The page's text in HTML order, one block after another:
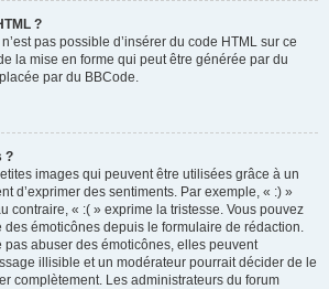
?
pas possible d’insérer du code HTML sur ce
la mise en forme qui peut être générée par du
par du BBCode.
?
images qui peuvent être utilisées grâce à un
d’exprimer des sentiments. Par exemple, « :) »
contraire, « :( » exprime la tristesse. Vous pouvez
des émoticônes depuis le formulaire de rédaction.
pas abuser des émoticônes, elles peuvent
illisible et un modérateur pourrait décider de le
complètement. Les administrateurs du forum